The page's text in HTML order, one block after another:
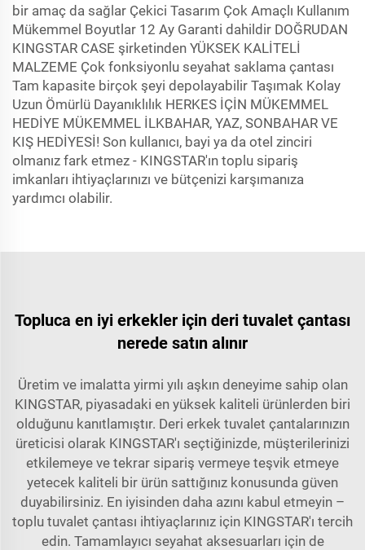
bir amaç da sağlar Çekici Tasarım Çok Amaçlı Kullanım
Mükemmel Boyutlar 12 Ay Garanti dahildir DOĞRUDAN
KINGSTAR CASE şirketinden YÜKSEK KALİTELİ
MALZEME Çok fonksiyonlu seyahat saklama çantası
Tam kapasite birçok şeyi depolayabilir Taşımak Kolay
Uzun Ömürlü Dayanıklılık HERKES İÇİN MÜKEMMEL
HEDİYE MÜKEMMEL İLKBAHAR, YAZ, SONBAHAR VE
KIŞ HEDİYESİ! Son kullanıcı, bayi ya da otel zinciri
olmanız fark etmez - KINGSTAR'ın toplu sipariş
imkanları ihtiyaçlarınızı ve bütçenizi karşımanıza
yardımcı olabilir.
Topluca en iyi erkekler için deri tuvalet çantası
nerede satın alınır
Üretim ve imalatta yirmi yılı aşkın deneyime sahip olan
KINGSTAR, piyasadaki en yüksek kaliteli ürünlerden biri
olduğunu kanıtlamıştır. Deri erkek tuvalet çantalarınızın
üreticisi olarak KINGSTAR'ı seçtiğinizde, müşterilerinizi
etkilemeye ve tekrar sipariş vermeye teşvik etmeye
yetecek kaliteli bir ürün sattığınız konusunda güven
duyabilirsiniz. En iyisinden daha azını kabul etmeyin –
toplu tuvalet çantası ihtiyaçlarınız için KINGSTAR'ı tercih
edin. Tamamlayıcı seyahat aksesuarları için de